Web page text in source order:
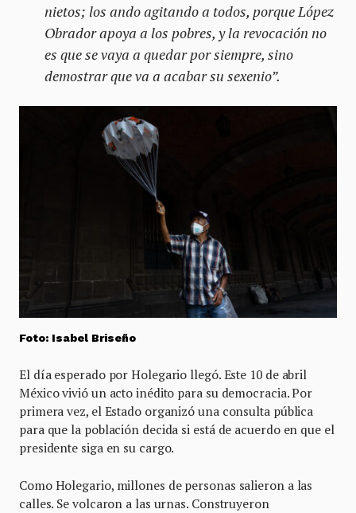
nietos; los ando agitando a todos, porque López
Obrador apoya a los pobres, y la revocación no
es que se vaya a quedar por siempre, sino
demostrar que va a acabar su sexenio”.
Foto: Isabel Briseño
El día esperado por Holegario llegó. Este 10 de abril
México vivió un acto inédito para su democracia. Por
primera vez, el Estado organizó una consulta pública
para que la población decida si está de acuerdo en que el
presidente siga en su cargo.
Como Holegario, millones de personas salieron a las
calles. Se volcaron a las urnas. Construyeron